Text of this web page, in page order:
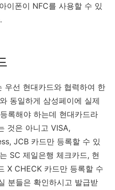
이폰이 NFC를 사용할 수 있
우선 현대카드와 협력하여 한
동일하게 삼성페이에 실제
록해야 하는데 현대카드라
것은 아니고 VISA,
JCB 카드만 등록할 수 있
SC 제일은행 체크카드, 현
X CHECK 카드만 등록할 수
분들은 확인하시고 발급받